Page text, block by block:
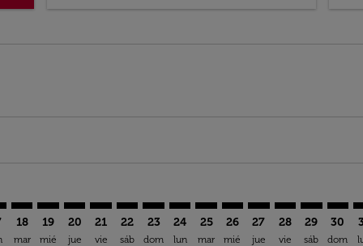
18
mar
BGF–DTW: cmp-view-offers-disclaimer. Encuentre
19
mié
BGF–DTW: cmp-view-offers-disclaimer. Encuentre
20
jue
BGF–DTW: cmp-view-offers-disclaimer.
21
vie
BGF–DTW: cmp-view-offers-disclaimer.
22
sáb
BGF–DTW: cmp-view-offers-
23
dom
BGF–DTW: cmp-view-offers-
24
lun
BGF–DTW: cmp-view-
25
mar
BGF–DTW: cmp-
26
mié
BGF–DTW: cmp-
27
jue
BGF–DTW:
28
vie
29
sáb
30
dom